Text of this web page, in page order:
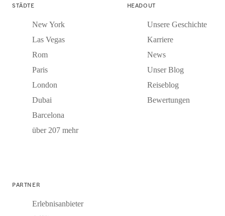
STÄDTE
New York
Las Vegas
Rom
Paris
London
Dubai
Barcelona
über 207 mehr
HEADOUT
Unsere Geschichte
Karriere
News
Unser Blog
Reiseblog
Bewertungen
PARTNER
Erlebnisanbieter